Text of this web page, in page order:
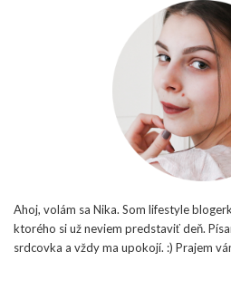
Ahoj, volám sa Nika. Som lifestyle
ktorého si už neviem predstaviť deň.
srdcovka a vždy ma upokojí. :) Prajem